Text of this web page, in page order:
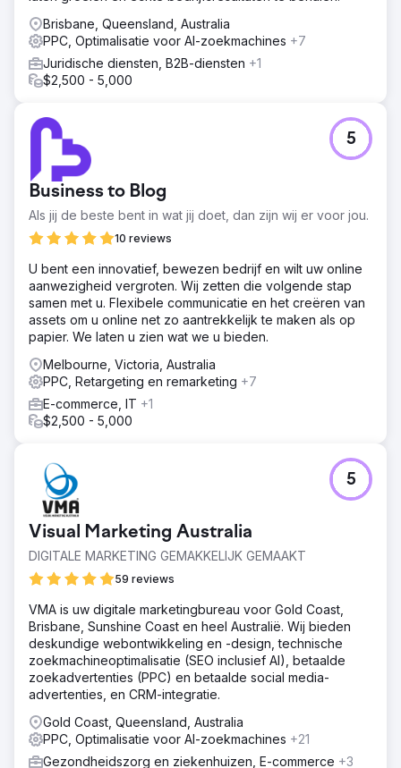
Brisbane, Queensland, Australia
PPC, Optimalisatie voor AI-zoekmachines +7
Juridische diensten, B2B-diensten +1
$2,500 - 5,000
Business to Blog
Als jij de beste bent in wat jij doet, dan zijn wij er voor jou.
10 reviews
5
U bent een innovatief, bewezen bedrijf en wilt uw online
aanwezigheid vergroten. Wij zetten die volgende stap
samen met u. Flexibele communicatie en het creëren van
assets om u online net zo aantrekkelijk te maken als op
papier. We laten u zien wat we u bieden.
Melbourne, Victoria, Australia
PPC, Retargeting en remarketing +7
E-commerce, IT +1
$2,500 - 5,000
Visual Marketing Australia
DIGITALE MARKETING GEMAKKELIJK GEMAAKT
59 reviews
5
VMA is uw digitale marketingbureau voor Gold Coast,
Brisbane, Sunshine Coast en heel Australië. Wij bieden
deskundige webontwikkeling en -design, technische
zoekmachineoptimalisatie (SEO inclusief AI), betaalde
zoekadvertenties (PPC) en betaalde social media-
advertenties, en CRM-integratie.
Gold Coast, Queensland, Australia
PPC, Optimalisatie voor AI-zoekmachines +21
Gezondheidszorg en ziekenhuizen, E-commerce +3